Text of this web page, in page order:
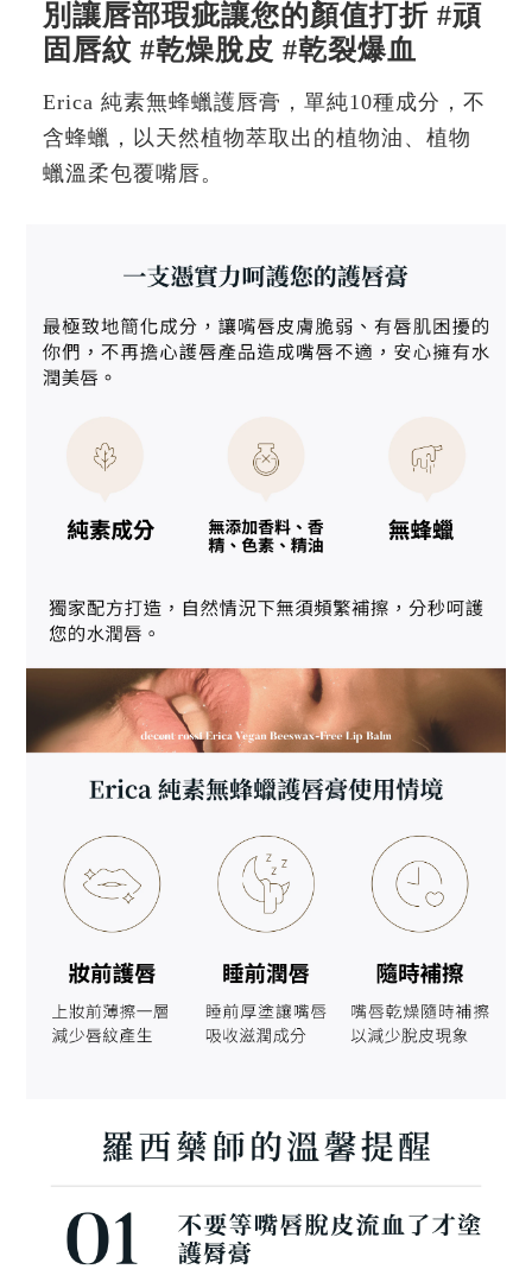
別讓唇部瑕疵讓您的顏值打折 #頑
固唇紋 #乾燥脫皮 #乾裂爆血
Erica 純素無蜂蠟護唇膏，單純10種成分，不
含蜂蠟，以天然植物萃取出的植物油、植物
蠟溫柔包覆嘴唇。